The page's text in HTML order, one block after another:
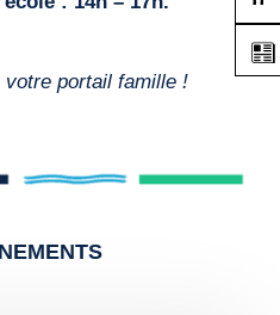
portail famille !